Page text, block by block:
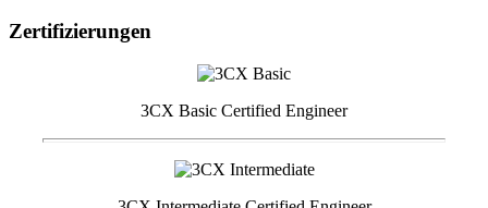
Zertifizierungen
3CX Basic Certified Engineer